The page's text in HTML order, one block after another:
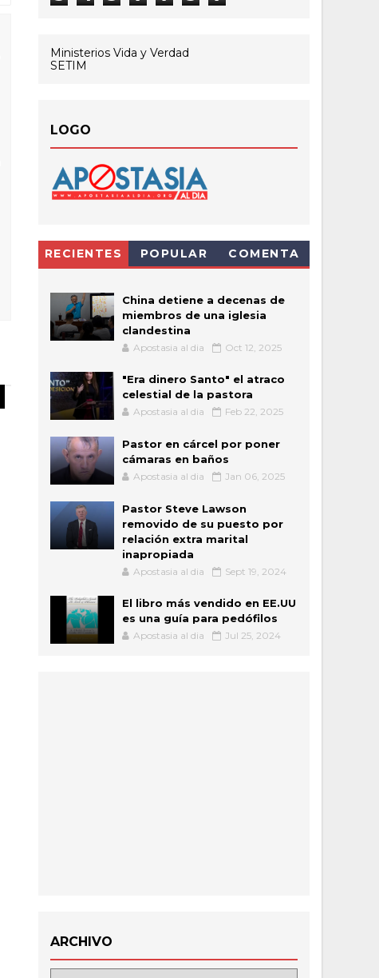
Ministerios Vida y Verdad
SETIM
LOGO
RECIENTES POPULAR COMENTA
China detiene a decenas de
miembros de una iglesia
clandestina
Apostasia al dia Oct 12, 2025
"Era dinero Santo" el atraco
celestial de la pastora
Apostasia al dia Feb 22, 2025
Pastor en cárcel por poner
cámaras en baños
Apostasia al dia Jan 06, 2025
Pastor Steve Lawson
removido de su puesto por
relación extra marital
inapropiada
Apostasia al dia Sept 19, 2024
El libro más vendido en EE.UU
es una guía para pedófilos
Apostasia al dia Jul 25, 2024
ARCHIVO